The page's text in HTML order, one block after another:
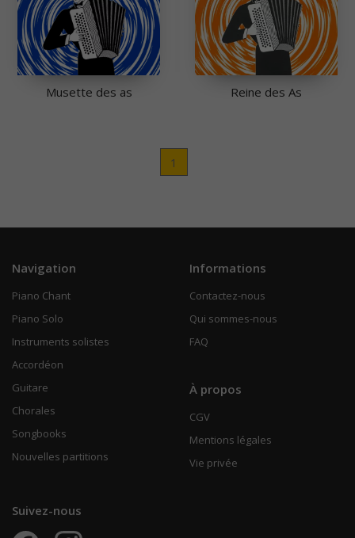
Musette des as Reine des As
1
Navigation
Piano Chant
Piano Solo
Instruments solistes
Accordéon
Guitare
Chorales
Songbooks
Nouvelles partitions
Informations
Contactez-nous
Qui sommes-nous
FAQ
À propos
CGV
Mentions légales
Vie privée
Suivez-nous